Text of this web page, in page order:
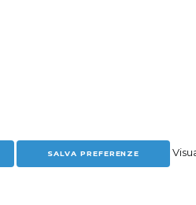
SALVA PREFERENZE